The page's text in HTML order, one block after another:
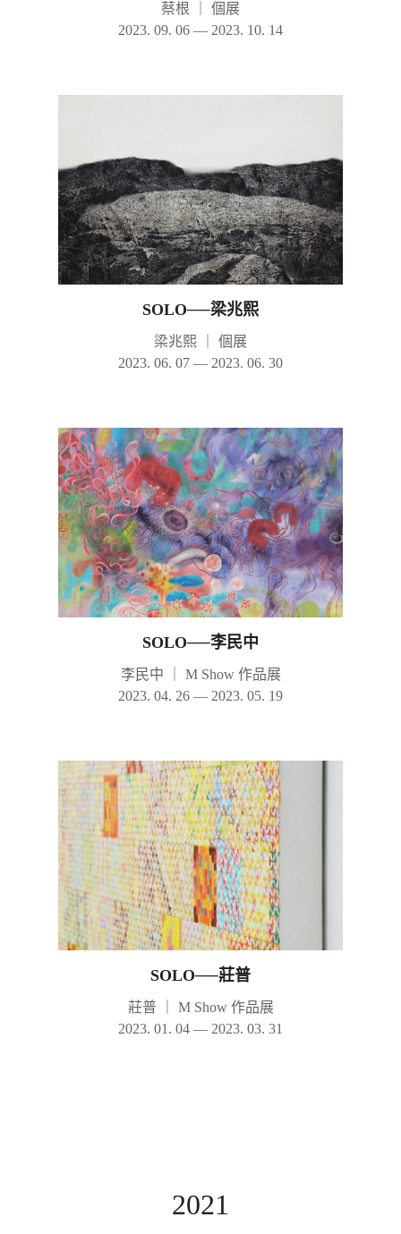
蔡根
個展
2023. 09. 06 — 2023. 10. 14
SOLO──梁兆熙
梁兆熙
個展
2023. 06. 07 — 2023. 06. 30
SOLO──李民中
李民中
M Show 作品展
2023. 04. 26 — 2023. 05. 19
SOLO──莊普
莊普
M Show 作品展
2023. 01. 04 — 2023. 03. 31
2021